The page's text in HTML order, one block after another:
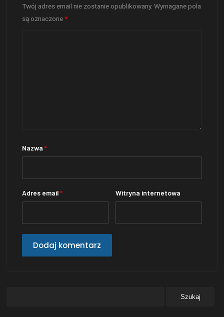
Twój adres email nie zostanie opublikowany. Wymagane pola
są oznaczone*
Nazwa*
Adres email* Witryna internetowa